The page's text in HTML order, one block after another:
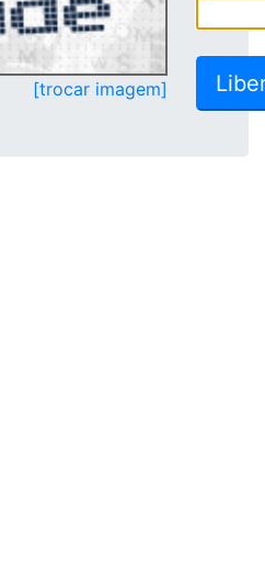
[trocar imagem]